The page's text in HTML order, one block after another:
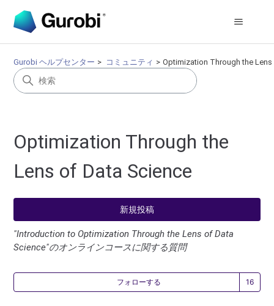
Gurobi ヘルプセンター コミュニティ Optimization Through the
Optimization Through the
Lens of Data Science
新規投稿
"Introduction to Optimization Through the Lens of Data
Science"のオンラインコースに関する質問
フォローする